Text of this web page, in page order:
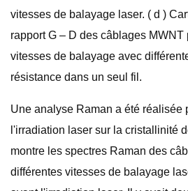
vitesses de balayage laser. ( d )
rapport G – D des câblages MWNT
vitesses de balayage avec
résistance dans un seul fil.
Une analyse Raman a été réalisée
l'irradiation laser sur la cristallinité
montre les spectres Raman des
différentes vitesses de balayage